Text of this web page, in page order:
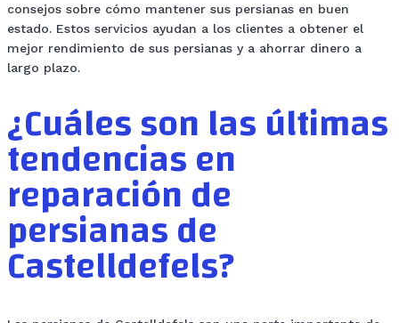
consejos sobre cómo mantener sus persianas en buen
estado. Estos servicios ayudan a los clientes a obtener el
mejor rendimiento de sus persianas y a ahorrar dinero a
largo plazo.
¿Cuáles son las últimas
tendencias en
reparación de
persianas de
Castelldefels?